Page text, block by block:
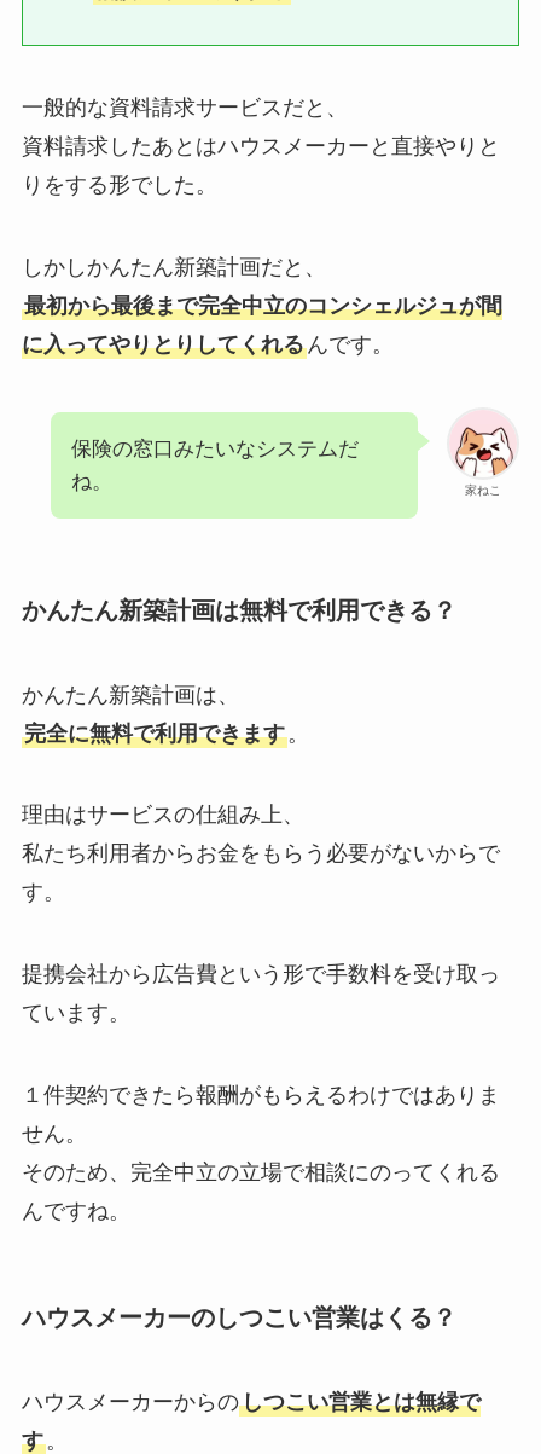
一般的な資料請求サービスだと、
資料請求したあとはハウスメーカーと直接やりと
りをする形でした。
しかしかんたん新築計画だと、
最初から最後まで完全中立のコンシェルジュが間
に入ってやりとりしてくれるんです。
家ねこ
保険の窓口みたいなシステムだ
ね。
かんたん新築計画は無料で利用できる？
かんたん新築計画は、
完全に無料で利用できます。
理由はサービスの仕組み上、
私たち利用者からお金をもらう必要がないからで
す。
提携会社から広告費という形で手数料を受け取っ
ています。
１件契約できたら報酬がもらえるわけではありま
せん。
そのため、完全中立の立場で相談にのってくれる
んですね。
ハウスメーカーのしつこい営業はくる？
ハウスメーカーからのしつこい営業とは無縁で
す。